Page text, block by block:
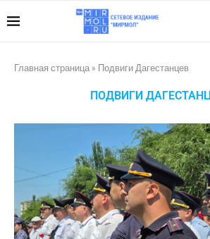
Главная страница » Подвиги Дагестанцев
ПОДВИГИ